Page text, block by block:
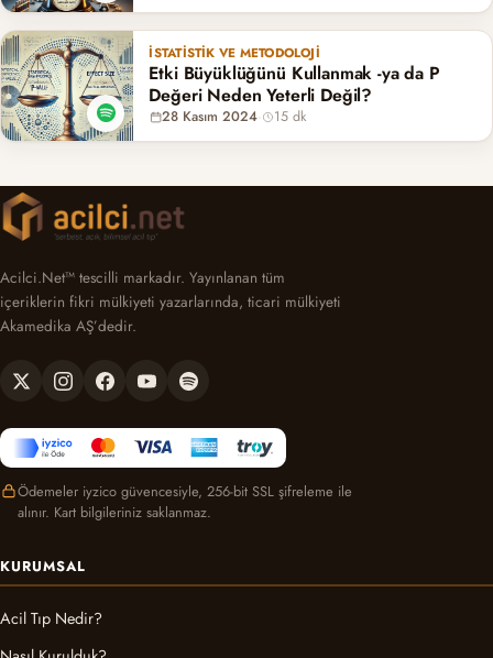
İSTATISTIK VE METODOLOJI
Etki Büyüklüğünü Kullanmak -ya da P
Değeri Neden Yeterli Değil?
28 Kasım 2024· 15 dk
Acilci.Net™ tescilli markadır. Yayınlanan tüm
içeriklerin fikri mülkiyeti yazarlarında, ticari mülkiyeti
Akamedika AŞ’dedir.
Ödemeler iyzico güvencesiyle, 256-bit SSL şifreleme ile
alınır. Kart bilgileriniz saklanmaz.
KURUMSAL
Acil Tıp Nedir?